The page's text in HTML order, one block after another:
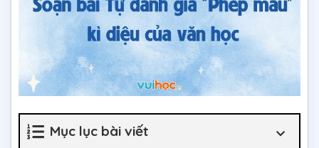
Mục lục bài viết